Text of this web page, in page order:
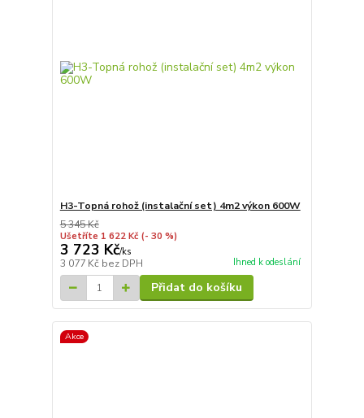
H3-Topná rohož (instalační set) 4m2 výkon 600W
5 345 Kč
Ušetříte 1 622 Kč (- 30 %)
3 723 Kč/ks
3 077 Kč bez DPH Ihned k odeslání
Přidat do košíku
Akce